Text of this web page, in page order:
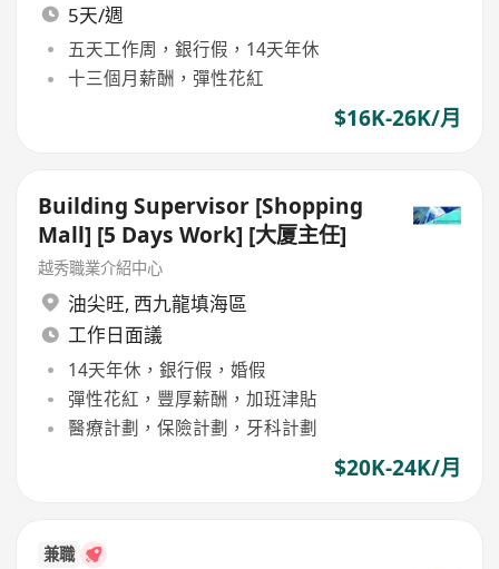
5天/週
五天工作周，銀行假，14天年休
十三個月薪酬，彈性花紅
$16K-26K/月
Building Supervisor [Shopping
Mall] [5 Days Work] [大厦主任]
越秀職業介紹中心
油尖旺, 西九龍填海區
工作日面議
14天年休，銀行假，婚假
彈性花紅，豐厚薪酬，加班津貼
醫療計劃，保險計劃，牙科計劃
$20K-24K/月
兼職